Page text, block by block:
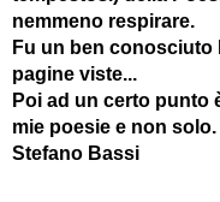
nemmeno respirare.
Fu un ben conosciuto
pagine viste...
Poi ad un certo punto
mie poesie e non solo.
Stefano Bassi